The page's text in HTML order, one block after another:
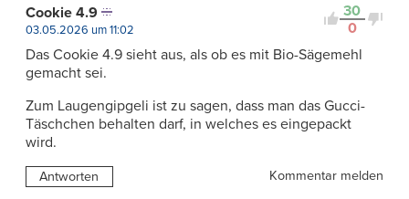
30
0
Cookie 4.9
03.05.2026 um 11:02
Das Cookie 4.9 sieht aus, als ob es mit Bio-Sägemehl
gemacht sei.
Zum Laugengipgeli ist zu sagen, dass man das Gucci-
Täschchen behalten darf, in welches es eingepackt
wird.
Antworten Kommentar melden